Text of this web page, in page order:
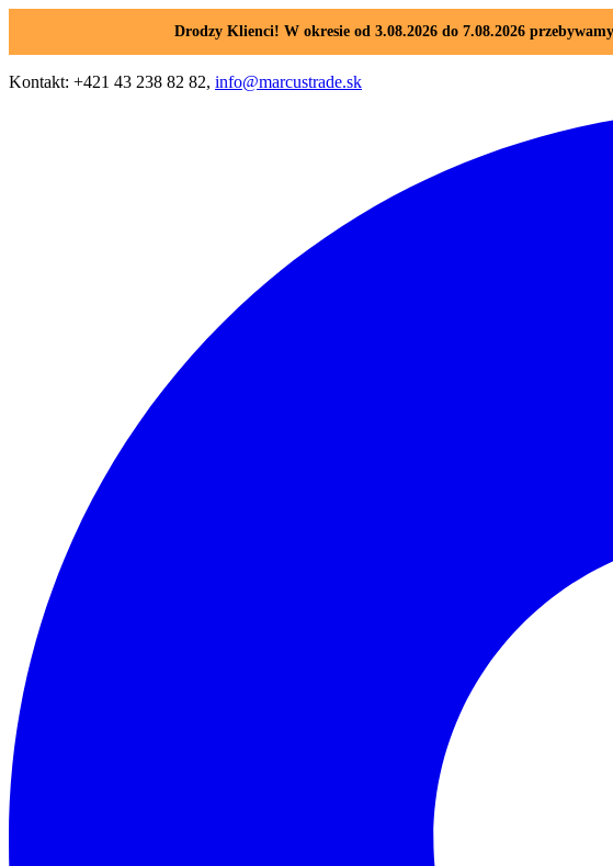
Drodzy Klienci! W okresie od 3.08.2026 do 7.08.2026
Kontakt: +421 43 238 82 82, info@marcustrade.sk